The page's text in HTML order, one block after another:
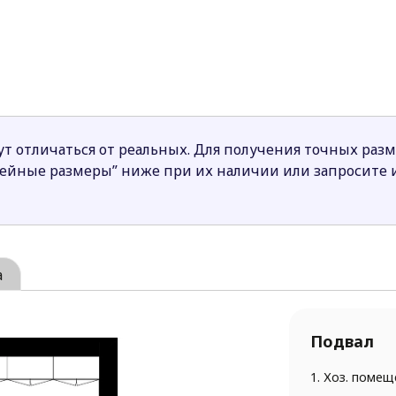
в единое пространство, что визуально делает его
камин, наполняющий помещение домашним
ищет большой, комфортабельный и в то же время
от реальных. Для получения точных
размеры” ниже при их наличии или
Подвал
1. Хоз.